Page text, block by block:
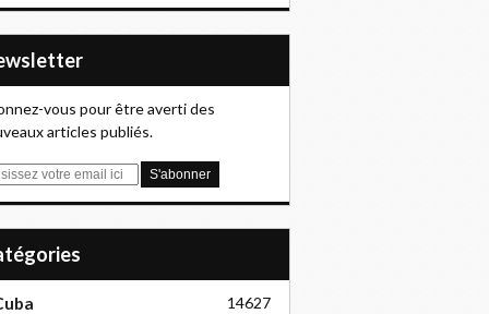
vous pour être averti des
articles publiés.
14627